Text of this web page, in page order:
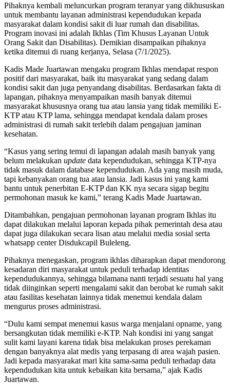
Pihaknya kembali meluncurkan program teranyar yang dikhususkan
untuk membantu layanan administrasi kependudukan kepada
masyarakat dalam kondisi sakit di luar rumah dan disabilitas.
Program inovasi ini adalah Ikhlas (Tim Khusus Layanan Untuk
Orang Sakit dan Disabilitas). Demikian disampaikan pihaknya
ketika ditemui di ruang kerjanya, Selasa (7/1/2025).
Kadis Made Juartawan mengaku program Ikhlas mendapat respon
positif dari masyarakat, baik itu masyarakat yang sedang dalam
kondisi sakit dan juga penyandang disabilitas. Berdasarkan fakta di
lapangan, pihaknya menyampaikan masih banyak ditemui
masyarakat khususnya orang tua atau lansia yang tidak memiliki E-
KTP atau KTP lama, sehingga mendapat kendala dalam proses
administrasi di rumah sakit terlebih dalam pengajuan jaminan
kesehatan.
“Kasus yang sering temui di lapangan adalah masih banyak yang
belum melakukan update data kependudukan, sehingga KTP-nya
tidak masuk dalam database kependudukan. Ada yang masih muda,
tapi kebanyakan orang tua atau lansia. Jadi kasus ini yang kami
bantu untuk penerbitan E-KTP dan KK nya secara sigap begitu
permohonan masuk ke kami,” terang Kadis Made Juartawan.
Ditambahkan, pengajuan permohonan layanan program Ikhlas itu
dapat dilakukan melalui laporan kepada pihak pemerintah desa atau
dapat juga dilakukan secara lisan atau melalui media sosial serta
whatsapp center Disdukcapil Buleleng.
Pihaknya menegaskan, program ikhlas diharapkan dapat mendorong
kesadaran diri masyarakat untuk peduli terhadap identitas
kependudukannya, sehingga bilamana nanti terjadi sesuatu hal yang
tidak diinginkan seperti mengalami sakit dan berobat ke rumah sakit
atau fasilitas kesehatan lainnya tidak menemui kendala dalam
mengurus proses administrasi.
“Dulu kami sempat menemui kasus warga menjalani opname, yang
bersangkutan tidak memiliki e-KTP. Nah kondisi ini yang sangat
sulit kami layani karena tidak bisa melakukan proses perekaman
dengan banyaknya alat medis yang terpasang di area wajah pasien.
Jadi kepada masyarakat mari kita sama-sama peduli terhadap data
kependudukan kita untuk kebaikan kita bersama,” ajak Kadis
Juartawan.